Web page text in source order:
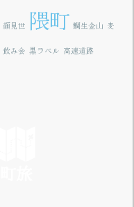
顔見世 隈町 鯛生金山 麦
飲み会 黒ラベル 高速道路